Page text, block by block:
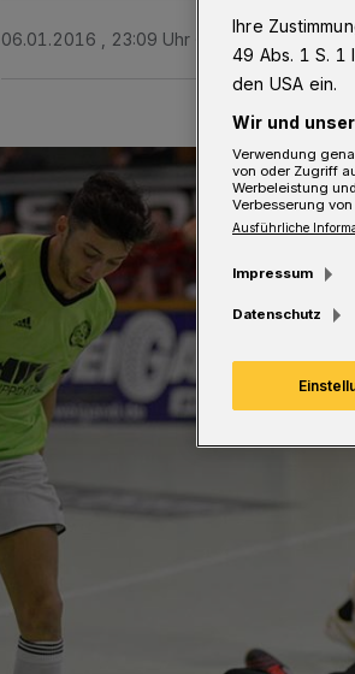
06.01.2016 , 23:09 Uhr 2 Minuten Lesezeit
Ihre
49 Abs. 1 S. 1
den USA ein.
Wir und
Verwendung
von oder Zugriff
Werbeleistung
Verbesserung von
Ausführliche
Impressum
Datenschutz